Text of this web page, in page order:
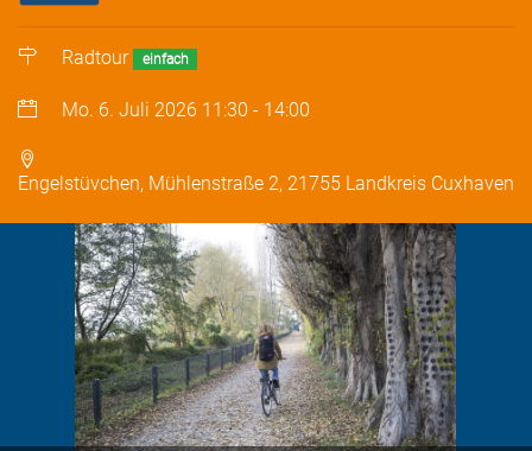
Radtour einfach
Mo. 6. Juli 2026 11:30 - 14:00
Engelstüvchen, Mühlenstraße 2, 21755 Landkreis Cuxhaven